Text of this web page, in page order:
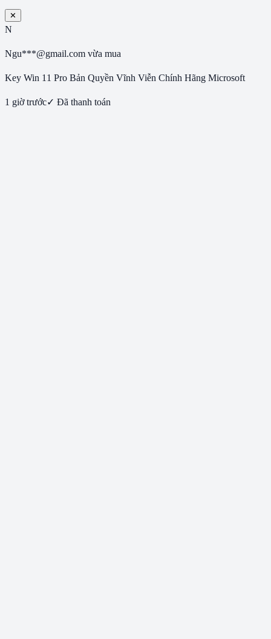
✕
N
Ngu***@gmail.com vừa mua
Key Win 11 Pro Bản Quyền Vĩnh Viễn Chính Hãng Microsoft
1 giờ trước✓ Đã thanh toán